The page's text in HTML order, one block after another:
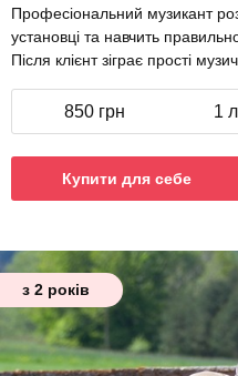
Професіональний музикант
установці та навчить
Після клієнт зіграє прості
850 грн 1
Купити для себе
з 2 років